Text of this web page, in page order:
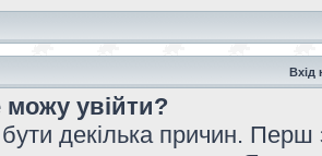
Вхід
увійти?
декілька причин. Перш